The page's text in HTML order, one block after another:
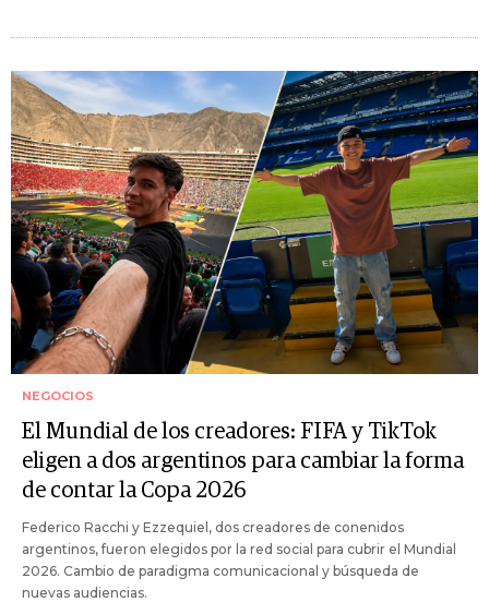
NEGOCIOS
El Mundial de los creadores: FIFA y TikTok
eligen a dos argentinos para cambiar la forma
de contar la Copa 2026
Federico Racchi y Ezzequiel, dos creadores de conenidos
argentinos, fueron elegidos por la red social para cubrir el Mundial
2026. Cambio de paradigma comunicacional y búsqueda de
nuevas audiencias.